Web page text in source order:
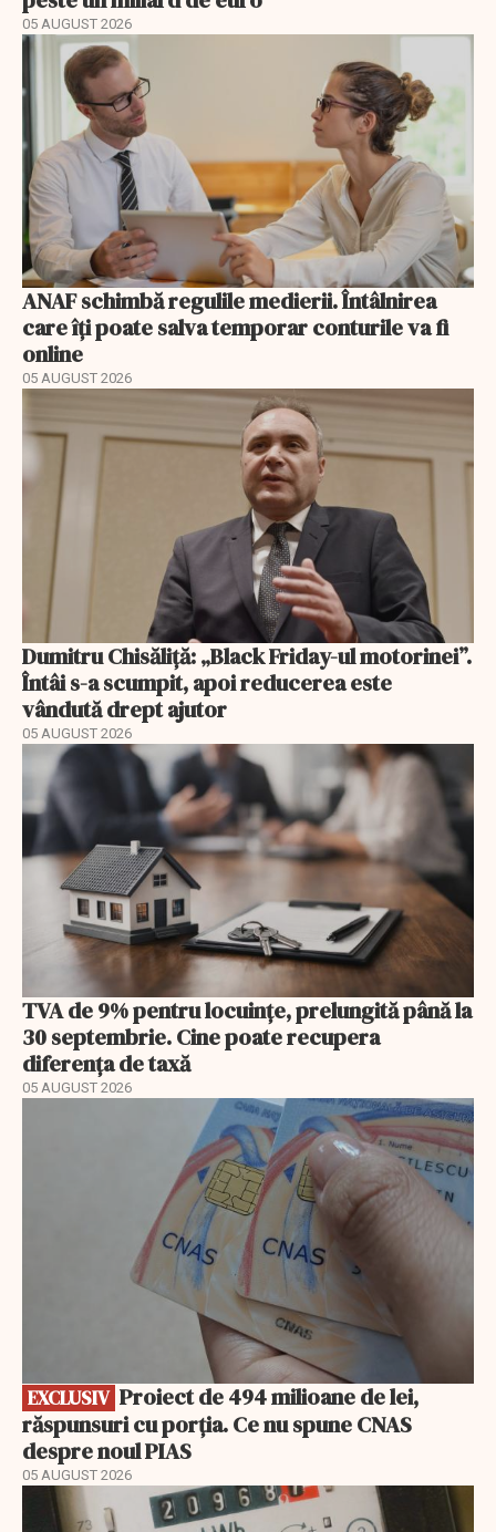
05 AUGUST 2026
ANAF schimbă regulile medierii. Întâlnirea
care îți poate salva temporar conturile va fi
online
05 AUGUST 2026
Dumitru Chisăliță: „Black Friday-ul motorinei”.
Întâi s-a scumpit, apoi reducerea este
vândută drept ajutor
05 AUGUST 2026
TVA de 9% pentru locuințe, prelungită până la
30 septembrie. Cine poate recupera
diferența de taxă
05 AUGUST 2026
EXCLUSIV
răspunsuri cu porția. Ce nu spune CNAS
despre noul PIAS
05 AUGUST 2026